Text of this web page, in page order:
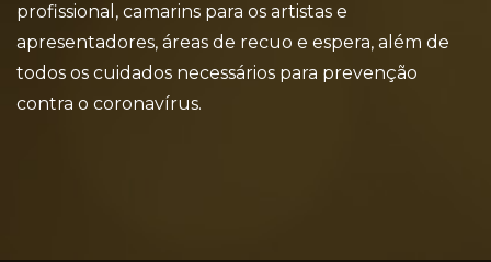
profissional, camarins para os artistas e
apresentadores, áreas de recuo e espera, além de
todos os cuidados necessários para prevenção
contra o coronavírus.